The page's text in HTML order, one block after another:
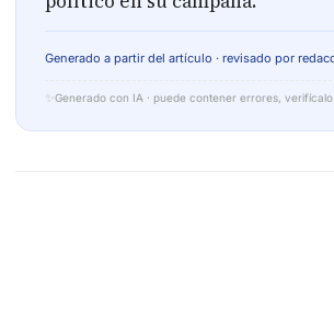
Generado a partir del artículo · revisado por
✨ Generado con IA · puede contener errores,